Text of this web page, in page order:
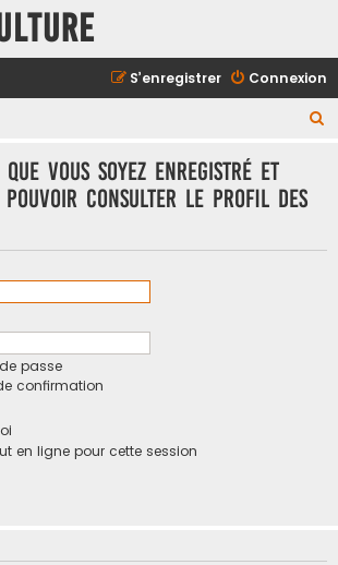
Connexion
S’enregistrer
vous soyez enregistré et
pouvoir consulter le profil des
passe
confirmation
en ligne pour cette session